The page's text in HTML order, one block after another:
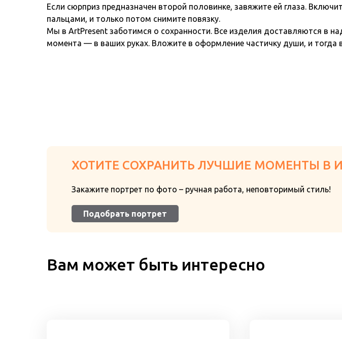
Если сюрприз предназначен второй половинке, завяжите ей глаза.
пальцами, и только потом снимите повязку.
Мы в ArtPresent заботимся о сохранности. Все изделия доставляются в
момента — в ваших руках. Вложите в оформление частичку души, и
Подобрать портрет
Закажите портрет по фото – ручная работа, неповторимый стиль!
ХОТИТЕ СОХРАНИТЬ ЛУЧШИЕ МОМЕНТЫ В
Вам может быть интересно